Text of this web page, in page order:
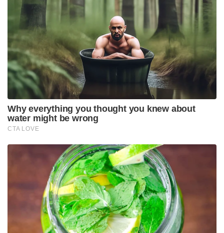
Why everything you thought you knew about
water might be wrong
CTA LOVE